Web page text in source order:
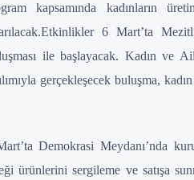
kapsamında kadınların
6 Mart’ta
ile başlayacak. Kadın ve
gerçekleşecek buluşma,
Demokrasi Meydanı’nda
ürünlerini sergileme ve satışa